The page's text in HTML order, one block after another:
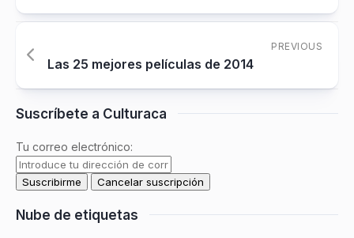
PREVIOUS
Las 25 mejores películas de 2014
Suscríbete a Culturaca
Tu correo electrónico:
Nube de etiquetas